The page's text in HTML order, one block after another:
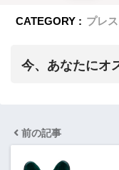
CATEGORY : プレ
今、あなたにオ
前の記事